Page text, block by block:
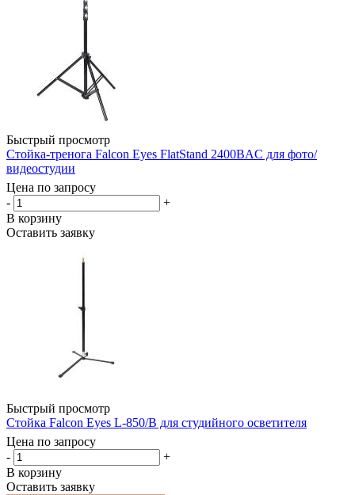
Быстрый просмотр
Стойка-тренога Falcon Eyes FlatStand 2400BAC для фото/
видеостудии
Цена по запросу
-
+
В корзину
Оставить заявку
Быстрый просмотр
Стойка Falcon Eyes L-850/B для студийного осветителя
Цена по запросу
-
+
В корзину
Оставить заявку